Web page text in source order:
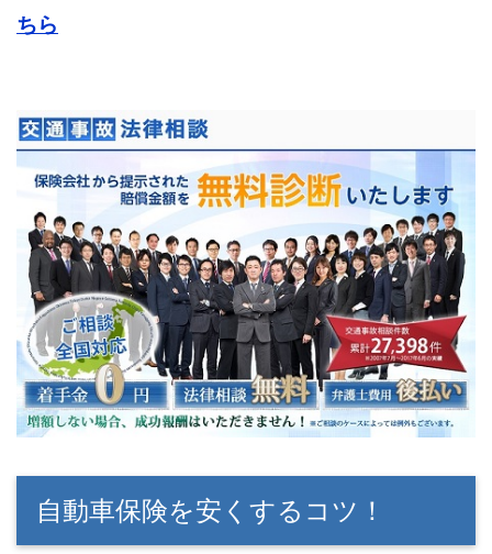
ちら
自動車保険を安くするコツ！